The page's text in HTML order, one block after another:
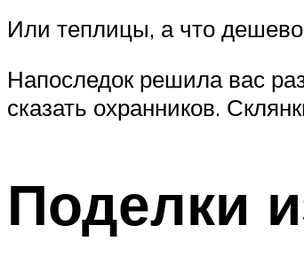
Или теплицы, а что дешево
Напоследок решила вас
сказать охранников.
Поделки